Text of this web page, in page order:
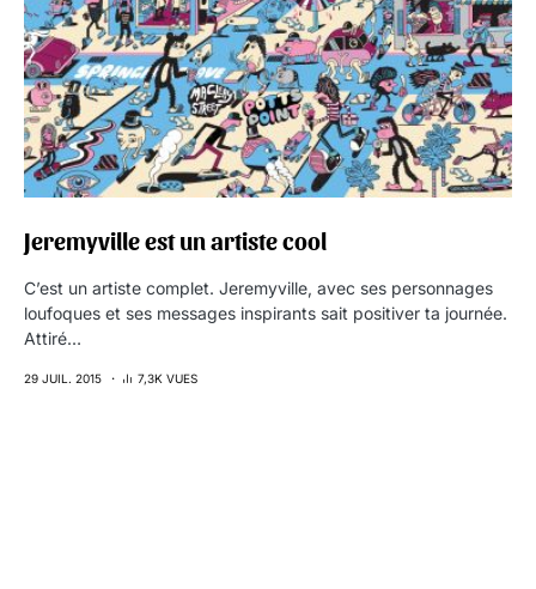
Jeremyville est un artiste cool
C’est un artiste complet. Jeremyville, avec ses personnages
loufoques et ses messages inspirants sait positiver ta journée.
Attiré…
29 JUIL. 2015 7,3K VUES